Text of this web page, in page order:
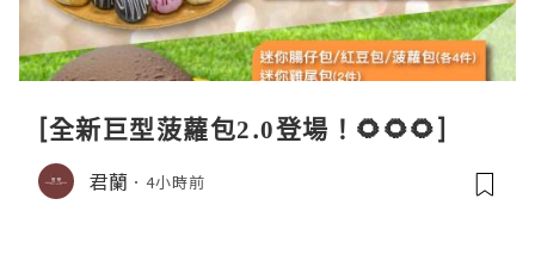
[全新巨型菠蘿包2.0登場！🌻🌻🌻]
君蘭 4小時前